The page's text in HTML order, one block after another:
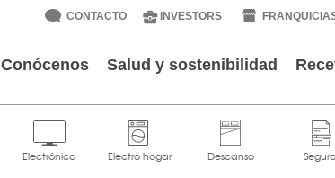
CONTACTO INVESTORS
Conócenos Salud y sostenibilidad